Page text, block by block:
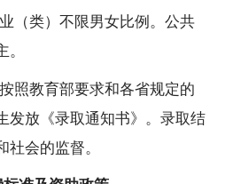
（类）不限男女比例。公共
照教育部要求和各省规定的
发放《录取通知书》。录取结
会的监督。